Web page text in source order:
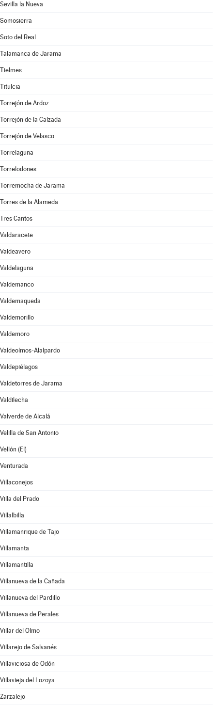
Sevilla la Nueva
Somosierra
Soto del Real
Talamanca de Jarama
Tielmes
Titulcia
Torrejón de Ardoz
Torrejón de la Calzada
Torrejón de Velasco
Torrelaguna
Torrelodones
Torremocha de Jarama
Torres de la Alameda
Tres Cantos
Valdaracete
Valdeavero
Valdelaguna
Valdemanco
Valdemaqueda
Valdemorillo
Valdemoro
Valdeolmos-Alalpardo
Valdepiélagos
Valdetorres de Jarama
Valdilecha
Valverde de Alcalá
Velilla de San Antonio
Vellón (El)
Venturada
Villaconejos
Villa del Prado
Villalbilla
Villamanrique de Tajo
Villamanta
Villamantilla
Villanueva de la Cañada
Villanueva del Pardillo
Villanueva de Perales
Villar del Olmo
Villarejo de Salvanés
Villaviciosa de Odón
Villavieja del Lozoya
Zarzalejo